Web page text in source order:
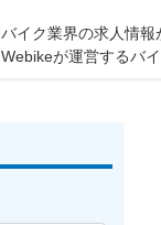
バイク業界の求人情報
Webikeが運営するバ